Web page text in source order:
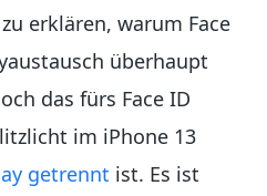
erklären, warum Face
überhaupt
das fürs Face ID
im iPhone 13
getrennt ist. Es ist